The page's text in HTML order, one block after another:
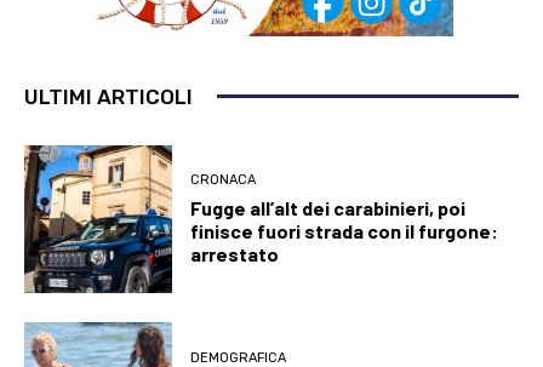
ULTIMI ARTICOLI
CRONACA
Fugge all’alt dei carabinieri, poi
finisce fuori strada con il furgone:
arrestato
DEMOGRAFICA